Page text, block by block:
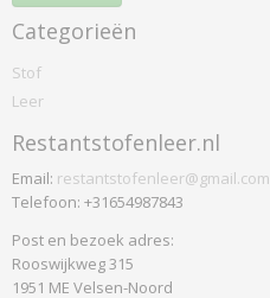
Categorieën
Stof
Leer
Restantstofenleer.nl
Email: restantstofenleer@gmail.com
Telefoon: +31654987843
Post en bezoek adres:
Rooswijkweg 315
1951 ME Velsen-Noord